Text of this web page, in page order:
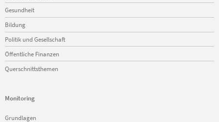
Gesundheit
Bildung
Politik und Gesellschaft
Öffentliche Finanzen
Querschnittsthemen
Monitoring
Navigation
Grundlagen